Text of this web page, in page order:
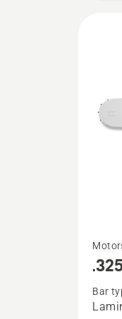
flere
detaljer
omBar